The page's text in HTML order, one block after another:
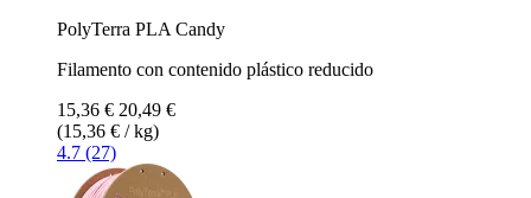
PolyTerra PLA Candy
Filamento con contenido plástico reducido
15,36 € 20,49 €
(15,36 € / kg)
4.7 (27)